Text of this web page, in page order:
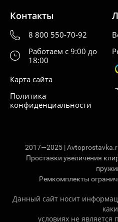
Контакты
8 800 550-70-92
Работаем с 9:00 до
18:00
Карта сайта
Политика
конфиденциальности
2017—2025 |
Проставки увеличения
Ремкомплекты
Данный сайт носит
условиях не является